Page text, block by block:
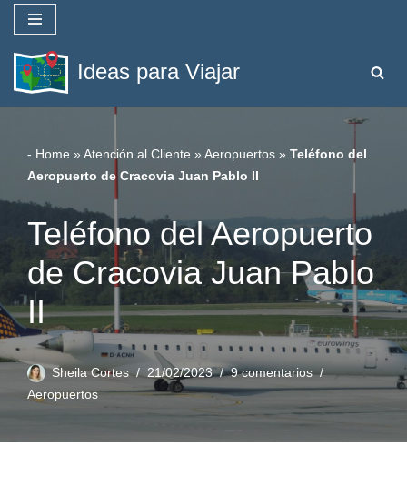
Saltar
al
contenido
Ideas para Viajar
- Home » Atención al Cliente » Aeropuertos » Teléfono del
Aeropuerto de Cracovia Juan Pablo II
Teléfono del Aeropuerto
de Cracovia Juan Pablo
II
Sheila Cortes 21/02/2023
9 comentarios
Aeropuertos